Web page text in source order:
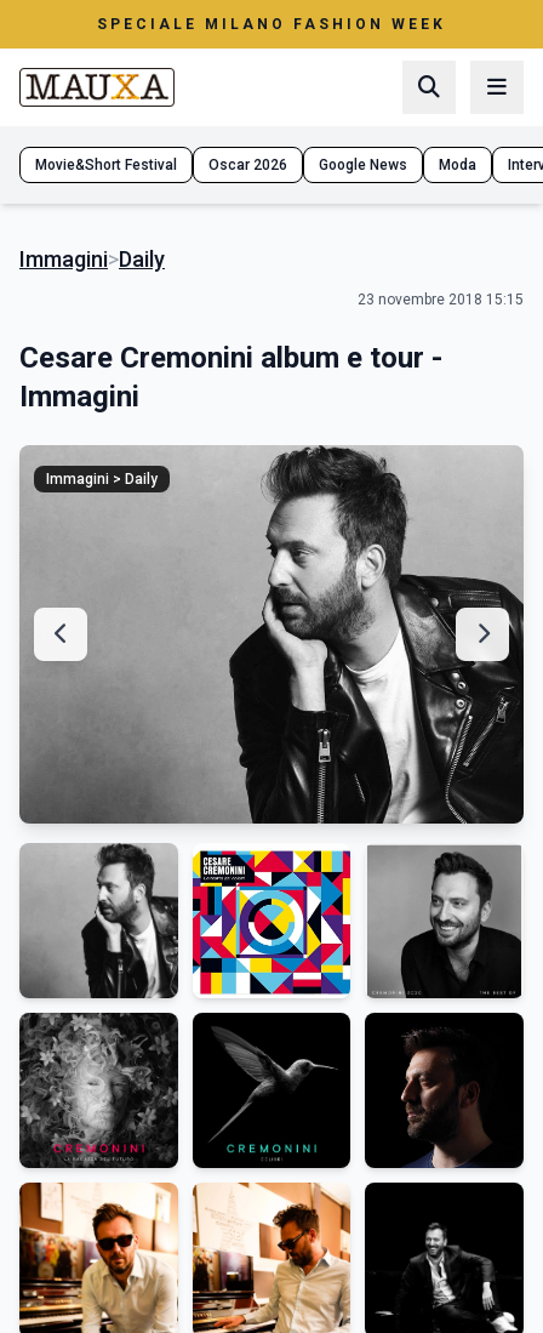
SPECIALE MILANO FASHION WEEK
Movie&Short Festival Oscar 2026 Google News Moda
Immagini>Daily
23 novembre 2018 15:15
Cesare Cremonini album e tour -
Immagini
Immagini > Daily